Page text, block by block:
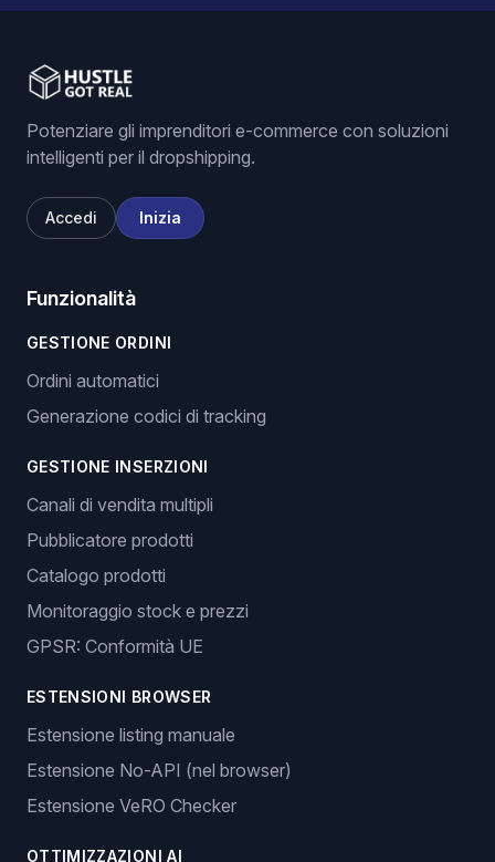
Potenziare gli imprenditori e-commerce con soluzioni
intelligenti per il dropshipping.
Accedi Inizia
Funzionalità
GESTIONE ORDINI
Ordini automatici
Generazione codici di tracking
GESTIONE INSERZIONI
Canali di vendita multipli
Pubblicatore prodotti
Catalogo prodotti
Monitoraggio stock e prezzi
GPSR: Conformità UE
ESTENSIONI BROWSER
Estensione listing manuale
Estensione No-API (nel browser)
Estensione VeRO Checker
OTTIMIZZAZIONI AI